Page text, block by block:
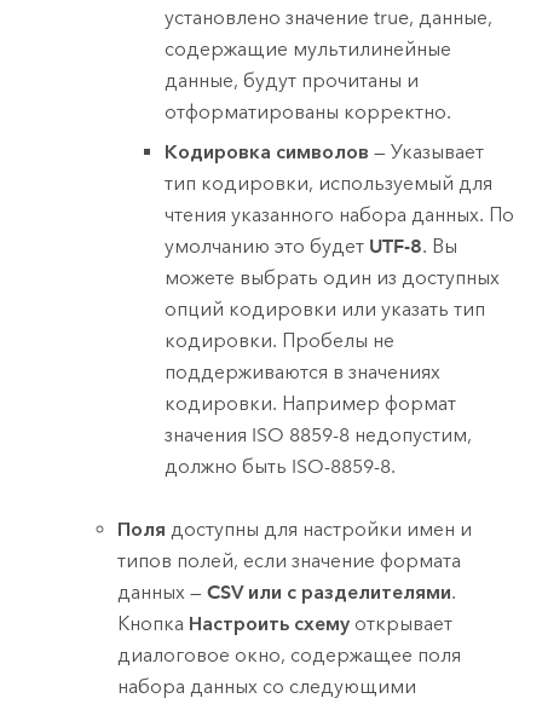
установлено значение true, данные,
содержащие мультилинейные
данные, будут прочитаны и
отформатированы корректно.
Кодировка символов — Указывает
тип кодировки, используемый для
чтения указанного набора данных. По
умолчанию это будет UTF-8. Вы
можете выбрать один из доступных
опций кодировки или указать тип
кодировки. Пробелы не
поддерживаются в значениях
кодировки. Например формат
значения ISO 8859-8 недопустим,
должно быть ISO-8859-8.
Поля доступны для настройки имен и
типов полей, если значение формата
данных —CSV или с разделителями.
Кнопка Настроить схему открывает
диалоговое окно, содержащее поля
набора данных со следующими